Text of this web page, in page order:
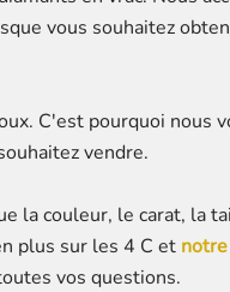
vous souhaitez
C'est pourquoi nous
vendre.
la couleur, le carat, la
plus sur les 4 C et
vos questions.